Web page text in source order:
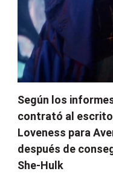
Según los
contrató al
Loveness para
después de
She-Hulk